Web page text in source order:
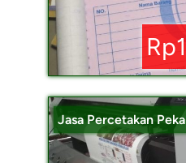
Jasa Percetakan